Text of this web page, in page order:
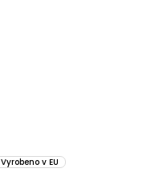
Vyrobeno v EU